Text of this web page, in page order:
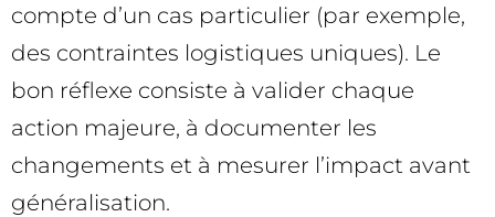
compte d’un cas particulier (par exemple,
des contraintes logistiques uniques). Le
bon réflexe consiste à valider chaque
action majeure, à documenter les
changements et à mesurer l’impact avant
généralisation.